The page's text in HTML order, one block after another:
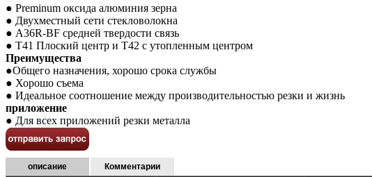
● Preminum оксида алюминия зерна
● Двухместный сети стекловолокна
● A36R-BF средней твердости связь
● T41 Плоский центр и T42 с утопленным центром
Преимущества
●Общего назначения, хорошо срока службы
● Хорошо съема
● Идеальное соотношение между производительностью резки и жизнь
приложение
● Для всех приложений резки металла
описание Комментарии